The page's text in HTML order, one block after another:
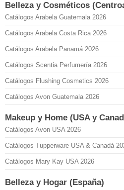
Belleza y Cosméticos
Catálogos Arabela Guatemala 2026
Catálogos Arabela Costa Rica 2026
Catálogos Arabela Panamá 2026
Catálogos Scentia Perfumería 2026
Catálogos Flushing Cosmetics 2026
Catálogos Avon Guatemala 2026
Makeup y Home (USA y
Catálogos Avon USA 2026
Catálogos Tupperware USA & Canadá
Catálogos Mary Kay USA 2026
Belleza y Hogar (España)